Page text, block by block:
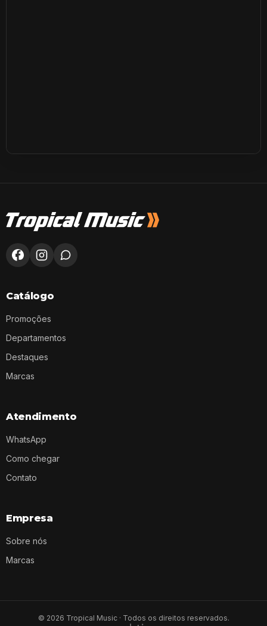
Catálogo
Promoções
Departamentos
Destaques
Marcas
Atendimento
WhatsApp
Como chegar
Contato
Empresa
Sobre nós
Marcas
© 2026 Tropical Music · Todos os direitos reservados.